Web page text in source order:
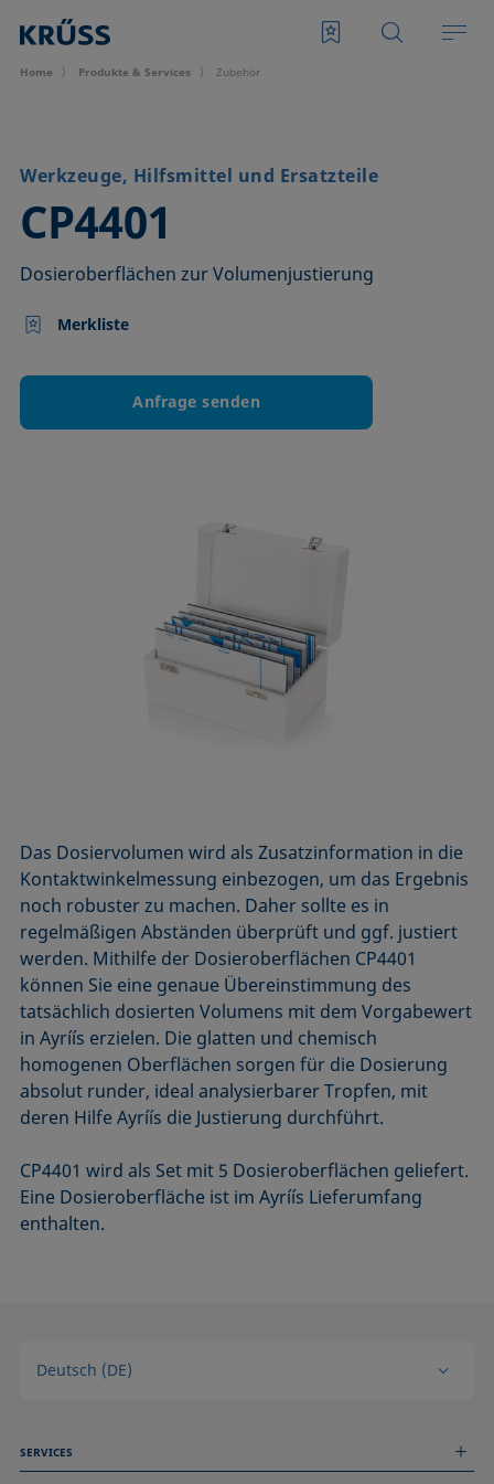
Home Produkte & Services Zubehör
Werkzeuge, Hilfsmittel und Ersatzteile
CP4401
–
Dosieroberflächen zur Volumenjustierung
Merkliste
Anfrage senden
Das Dosiervolumen wird als Zusatzinformation in die
Kontaktwinkelmessung einbezogen, um das Ergebnis
noch robuster zu machen. Daher sollte es in
regelmäßigen Abständen überprüft und ggf. justiert
werden. Mithilfe der Dosieroberflächen CP4401
können Sie eine genaue Übereinstimmung des
tatsächlich dosierten Volumens mit dem Vorgabewert
in Ayríís erzielen. Die glatten und chemisch
homogenen Oberflächen sorgen für die Dosierung
absolut runder, ideal analysierbarer Tropfen, mit
deren Hilfe Ayríís die Justierung durchführt.
CP4401 wird als Set mit 5 Dosieroberflächen geliefert.
Eine Dosieroberfläche ist im Ayríís Lieferumfang
enthalten.
Deutsch (DE)
SERVICES